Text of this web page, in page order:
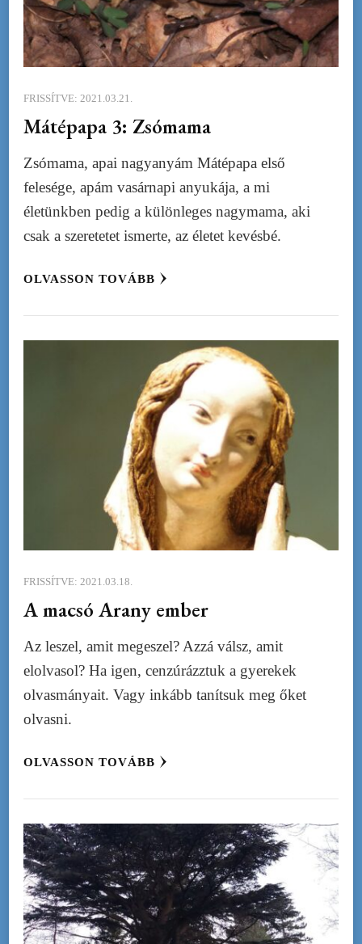
FRISSÍTVE: 2021.03.21.
Mátépapa 3: Zsómama
Zsómama, apai nagyanyám Mátépapa első
felesége, apám vasárnapi anyukája, a mi
életünkben pedig a különleges nagymama, aki
csak a szeretetet ismerte, az életet kevésbé.
OLVASSON TOVÁBB
FRISSÍTVE: 2021.03.18.
A macsó Arany ember
Az leszel, amit megeszel? Azzá válsz, amit
elolvasol? Ha igen, cenzúrázztuk a gyerekek
olvasmányait. Vagy inkább tanítsuk meg őket
olvasni.
OLVASSON TOVÁBB